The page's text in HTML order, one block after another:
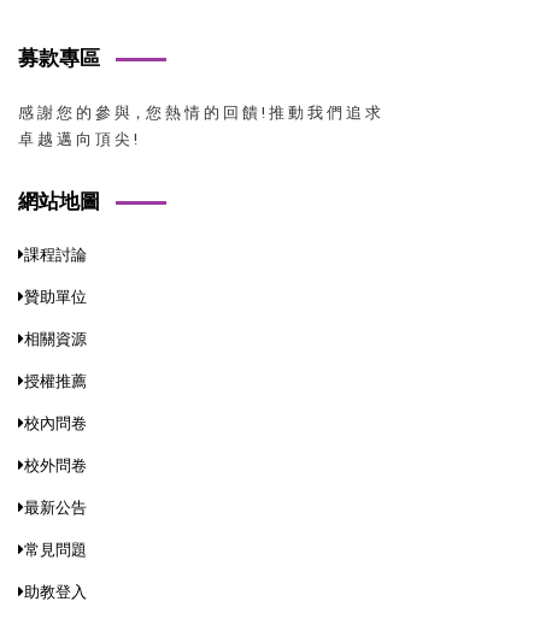
募款專區
感 謝 您 的 參 與，您 熱 情 的 回 饋 ! 推 動 我 們 追 求
卓 越 邁 向 頂 尖 !
網站地圖
課程討論
贊助單位
相關資源
授權推薦
校內問卷
校外問卷
最新公告
常見問題
助教登入